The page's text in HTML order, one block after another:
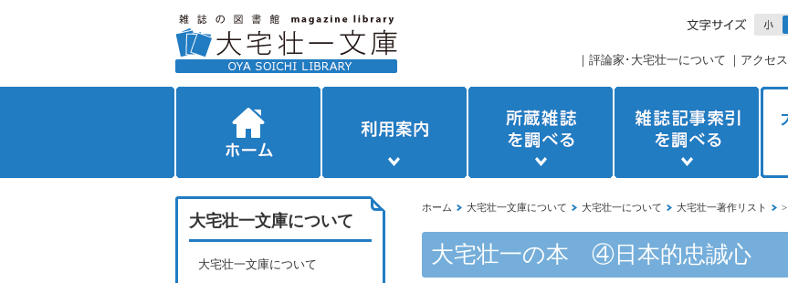
｜ 評論家･大宅壮一について ｜ アクセス
ホーム 大宅壮一文庫について 大宅壮一について 大宅壮一著作リスト >
大宅壮一の本 ④日本的忠誠心
大宅壮一文庫について
大宅壮一文庫について